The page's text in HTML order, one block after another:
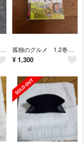
【未使用、新品級】チューダー TUDOR レンジャー 39mm 孤独のグルメ 1.2巻 文庫本
¥ 1,300